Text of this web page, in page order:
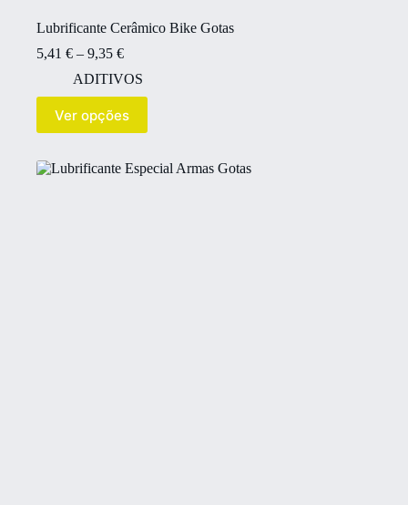
Lubrificante Cerâmico Bike Gotas
5,41 € – 9,35 €
ADITIVOS
Ver opções